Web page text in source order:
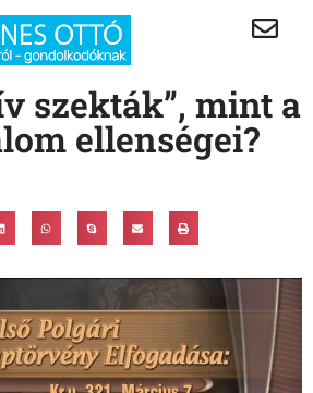
szekták”, mint a
ellenségei?